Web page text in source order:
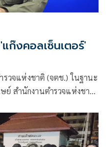
งคอลเซ็นเตอร์'
วจแห่งชาติ (จตช.) ในฐานะ
ย์ สำนักงานตำรวจแห่งชาติ